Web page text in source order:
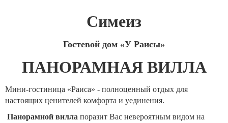
Симеиз
Гостевой дом «У Раисы»
ПАНОРАМНАЯ ВИЛЛА
Мини-гостиница «Раиса» - полноценный отдых для
настоящих ценителей комфорта и уединения.
Панорамной вилла поразит Вас невероятным видом на